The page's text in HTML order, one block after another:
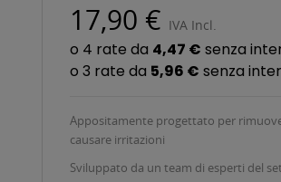
17,90 € IVA Incl.
Appositamente progettato per
causare irritazioni
Sviluppato da un team di esperti del